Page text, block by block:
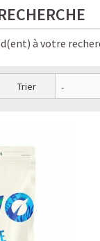
Froides,
amateurs
Ici,
✨ Le
à votre
Trier